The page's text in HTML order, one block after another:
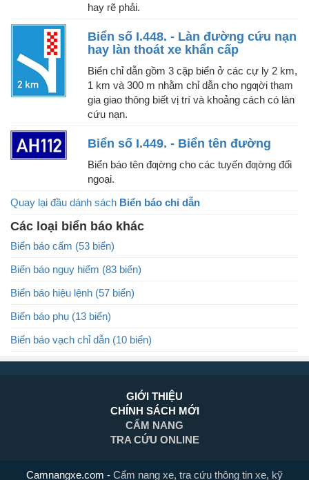
hay rẽ phải.
Biển số I.448. - Làn đường cứu nạn
hay làn thoát xe khẩn cấp
Biển chỉ dẫn gồm 3 cặp biển ở các cự ly 2 km,
1 km và 300 m nhằm chỉ dẫn cho ngƣời tham
gia giao thông biết vị trí và khoảng cách có làn
cứu nạn.
Biển số I.449. - Biển tên đường
Biển báo tên đƣờng cho các tuyến đƣờng đối
ngoại.
Quay lại đầu dánh sách Biển báo chỉ dẫn
Các loại biển báo khác
Biển báo cấm (53 biển)
Biển báo nguy hiểm (83 biển)
Biển báo hiệu lệnh (57 biển)
Biển báo phụ (13 biển)
Biển báo vạch chỉ dẫn (10 biển)
GIỚI THIỆU
CHÍNH SÁCH MỚI
CẨM NANG
TRA CỨU ONLINE
Camnangxe.com - Cẩm nang xe, tra cứu thông tin xe, kỹ